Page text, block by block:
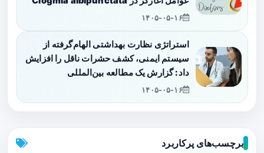
۱۴۰۵-۰۵-۱۶
استراتژی نظارت بهداشتی الهام‌گرفته از
سیستم ایمنی، کشف حشرات ناقل را افزایش
داد: گزارش یک مطالعه بین‌المللی
۱۴۰۵-۰۵-۱۶
برچسب‌های پرکاربرد